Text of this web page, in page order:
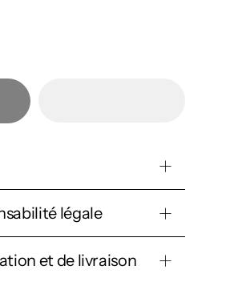
légale
et de livraison